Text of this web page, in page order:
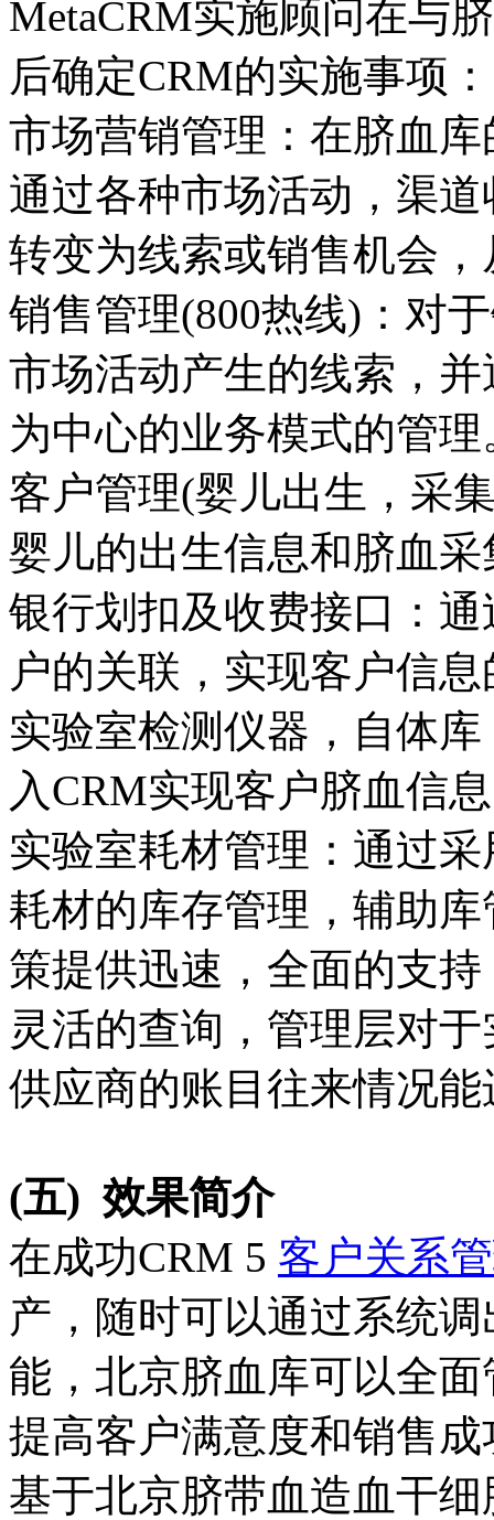
MetaCRM实施顾问在与
后确定CRM的实施事项：
市场营销管理：在脐血
通过各种市场活动，渠
转变为线索或销售机会
销售管理(800热线)：对
市场活动产生的线索，
为中心的业务模式的管理
客户管理(婴儿出生，采
婴儿的出生信息和脐血
银行划扣及收费接口：
户的关联，实现客户信
实验室检测仪器，自体
入CRM实现客户脐血信
实验室耗材管理：通过
耗材的库存管理，辅助
策提供迅速，全面的支
灵活的查询，管理层对
供应商的账目往来情况
(五) 效果简介
在成功CRM 5 客户关系
产，随时可以通过系统
能，北京脐血库可以全
提高客户满意度和销售成
基于北京脐带血造血干